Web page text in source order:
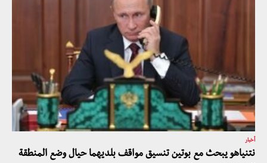
أخبار
نتنياهو يبحث مع بوتين تنسيق مواقف بلديهما حيال وضع المنطقة